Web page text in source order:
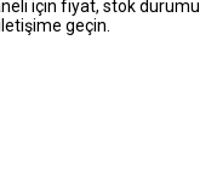
için fiyat, stok durumu
geçin.